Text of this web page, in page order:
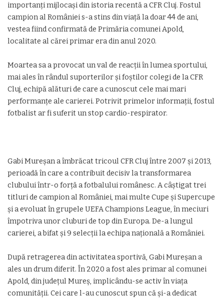
importanți mijlocași din istoria recentă aCFR Cluj. Fostul
campion al României s-a stins din viață la doar 44 de ani,
vestea fiind confirmată de Primăria comunei Apold,
localitate al cărei primar era din anul 2020.
Moartea sa a provocat un val de reacții în lumea sportului,
mai ales în rândul suporterilor și foștilor colegi de la CFR
Cluj, echipă alături de care a cunoscut cele mai mari
performanțe ale carierei. Potrivit primelor informații, fostul
fotbalist ar fi suferit un stop cardio-respirator.
Gabi Mureșan a îmbrăcat tricoul CFR Cluj între 2007 și 2013,
perioadă în care a contribuit decisiv la transformarea
clubului într-o forță a fotbalului românesc. A câștigat trei
titluri de campion al României, mai multe Cupe și Supercupe
și a evoluat în grupele UEFA Champions League, în meciuri
împotriva unor cluburi de top din Europa. De-a lungul
carierei, a bifat și 9 selecții la echipa națională a României.
După retragerea din activitatea sportivă, Gabi Mureșan a
ales un drum diferit. În 2020 a fost ales primar al comunei
Apold, din județul Mureș, implicându-se activ în viața
comunității. Cei care l-au cunoscut spun că și-a dedicat